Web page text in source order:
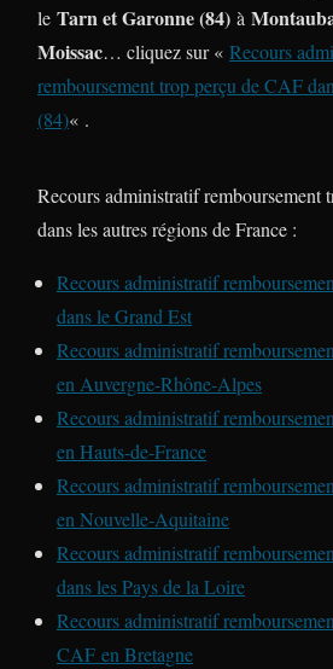
le Tarn et Garonne (84) à
Moissac… cliquez sur « Recours
remboursement trop perçu de CAF
(84)« .
Recours administratif remboursement
dans les autres régions de France :
Recours administratif
dans le Grand Est
Recours administratif
en Auvergne-Rhône-Alpes
Recours administratif
en Hauts-de-France
Recours administratif
en Nouvelle-Aquitaine
Recours administratif
dans les Pays de la Loire
Recours administratif
CAF en Bretagne